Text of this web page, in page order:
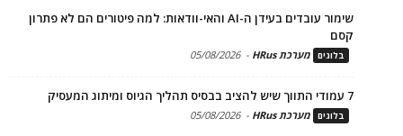
שימור עובדים בעידן ה-AI והאי-וודאות: למה פיטורים הם לא פתרון
קסם
בלוגים מערכת HRus -
05/08/2026
7 עמודי התווך שיש להציב בבסיס תהליך הגיוס ומיתוג המעסיק
בלוגים מערכת HRus -
05/08/2026